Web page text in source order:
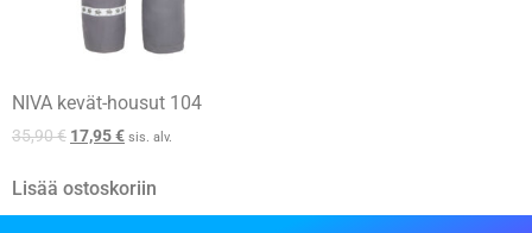
NIVA kevät-housut 104
35,90€ 17,95€ sis. alv.
Lisää ostoskoriin